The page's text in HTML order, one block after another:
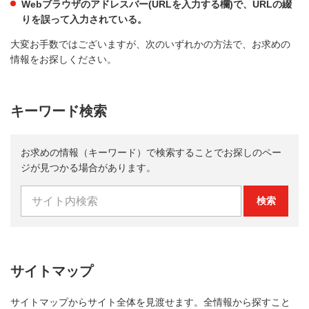
Webブラウザのアドレスバー(URLを入力する欄)で、URLの綴
りを誤って入力されている。
大変お手数ではございますが、次のいずれかの方法で、お求めの
情報をお探しください。
キーワード検索
お求めの情報（キーワード）で検索することでお探しのペー
ジが見つかる場合があります。
検索
サイトマップ
サイトマップからサイト全体を見渡せます。全情報から探すこと